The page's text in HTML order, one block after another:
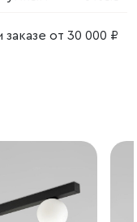
от 30 000 ₽